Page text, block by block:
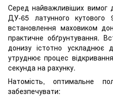
Серед найважливіших
ДУ-65 латунного кутового
встановлення маховиком
практичне обґрунтування.
донизу істотно ускладнює
утруднює процес
секунда на рахунку.
Натомість, оптимальне
забезпечувати: